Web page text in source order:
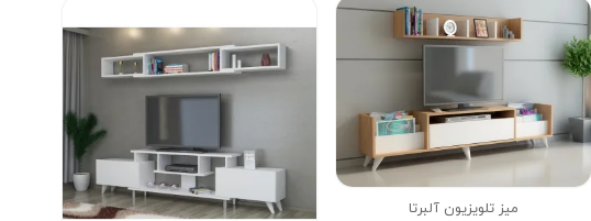
میز تلویزیون آلبرتا